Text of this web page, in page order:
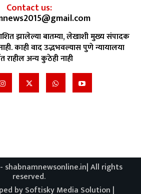
Contact us:
झालेल्या बातम्या, लेखाशी मुख्य संपादक
काही वाद उद्भभवल्यास पुणे न्यायालया
राहील अन्य कुठेही नाही
shabnamnewsonline.in| All rights
reserved.
by Softisky Media Solution |